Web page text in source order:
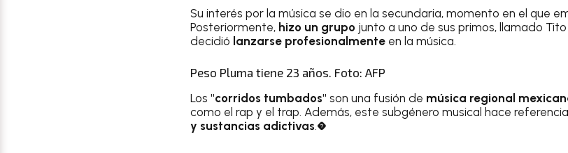
Su interés por la música se dio en la secundaria, momento en el que
Posteriormente, hizo un grupo junto a uno de sus primos, llamado
decidió lanzarse profesionalmente en la música.
Peso Pluma tiene 23 años. Foto: AFP
Los "corridos tumbados" son una fusión de música regional
como el rap y el trap. Además, este subgénero musical hace
y sustancias adictivas.�